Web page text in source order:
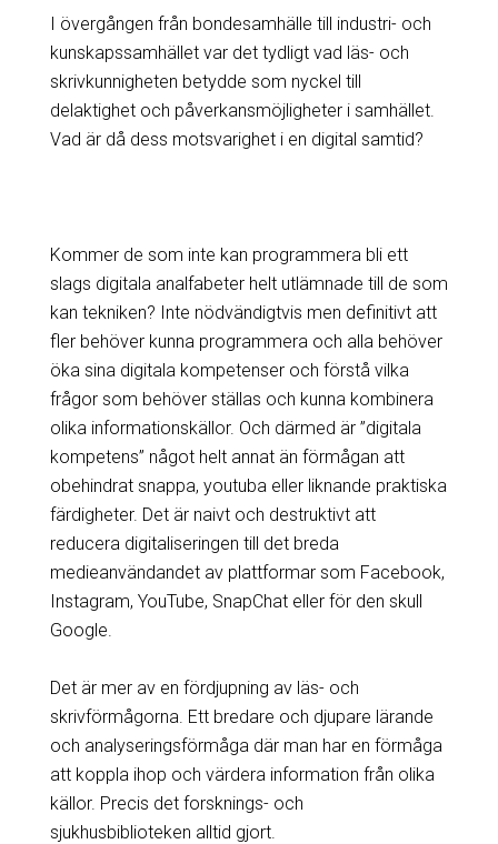
I övergången från bondesamhälle till industri- och
kunskapssamhället var det tydligt vad läs- och
skrivkunnigheten betydde som nyckel till
delaktighet och påverkansmöjligheter i samhället.
Vad är då dess motsvarighet i en digital samtid?
Kommer de som inte kan programmera bli ett
slags digitala analfabeter helt utlämnade till de som
kan tekniken? Inte nödvändigtvis men definitivt att
fler behöver kunna programmera och alla behöver
öka sina digitala kompetenser och förstå vilka
frågor som behöver ställas och kunna kombinera
olika informationskällor. Och därmed är ”digitala
kompetens” något helt annat än förmågan att
obehindrat snappa, youtuba eller liknande praktiska
färdigheter. Det är naivt och destruktivt att
reducera digitaliseringen till det breda
medieanvändandet av plattformar som Facebook,
Instagram, YouTube, SnapChat eller för den skull
Google.
Det är mer av en fördjupning av läs- och
skrivförmågorna. Ett bredare och djupare lärande
och analyseringsförmåga där man har en förmåga
att koppla ihop och värdera information från olika
källor. Precis det forsknings- och
sjukhusbiblioteken alltid gjort.